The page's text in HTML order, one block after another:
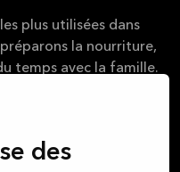
des
plus utilisées dans
la nourriture,
temps avec la famille.
besoin.
gestion des déchets